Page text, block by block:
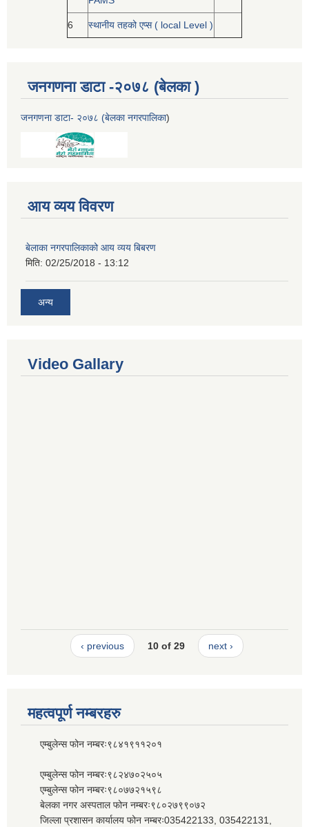
6 स्थानीय तहको एप्स ( local Level )
जनगणना डाटा -२०७८ (बेलका )
जनगणना डाटा- २०७८ (बेलका नगरपालिका)
आय व्यय विवरण
बेलाका नगरपालिकाको आय व्यय बिबरण
मिति: 02/25/2018 - 13:12
अन्य
Video Gallary
‹ previous 10 of 29 next ›
महत्वपूर्ण नम्बरहरु
एम्बुलेन्स फोन नम्बरः९८४१९११२०१
एम्बुलेन्स फोन नम्बरः९८२४७०२५०५
एम्बुलेन्स फोन नम्बरः९८०७७२१५९८
बेलका नगर अस्पताल फोन नम्बरः९८०२७९९०७२
जिल्ला प्रशासन कार्यालय फोन नम्बरः035422133, 035422131,